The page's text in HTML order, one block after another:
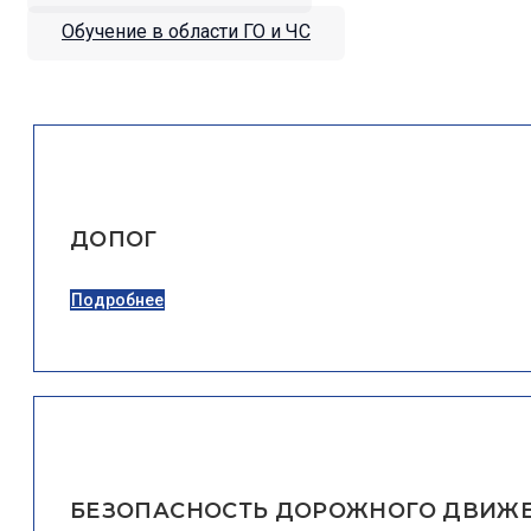
Обучение в области ГО и ЧС
ДОПОГ
Подробнее
БЕЗОПАСНОСТЬ ДОРОЖНОГО